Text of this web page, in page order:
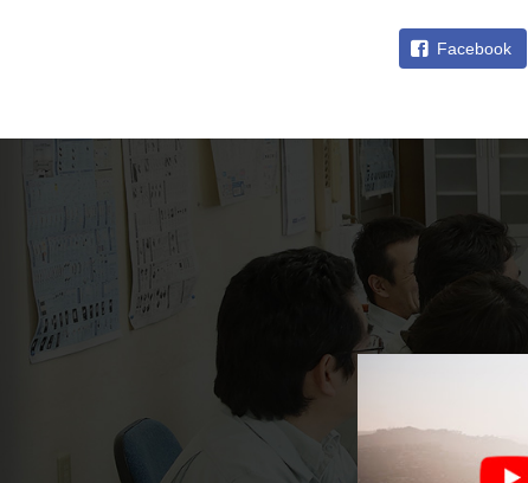
Facebook